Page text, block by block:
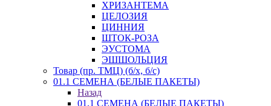
ХРИЗАНТЕМА
ЦЕЛОЗИЯ
ЦИННИЯ
ШТОК-РОЗА
ЭУСТОМА
ЭШШОЛЬЦИЯ
Товар (пр. ТМЦ) (б/х, б/с)
01.1 СЕМЕНА (БЕЛЫЕ ПАКЕТЫ)
Назад
01.1 СЕМЕНА (БЕЛЫЕ ПАКЕТЫ)